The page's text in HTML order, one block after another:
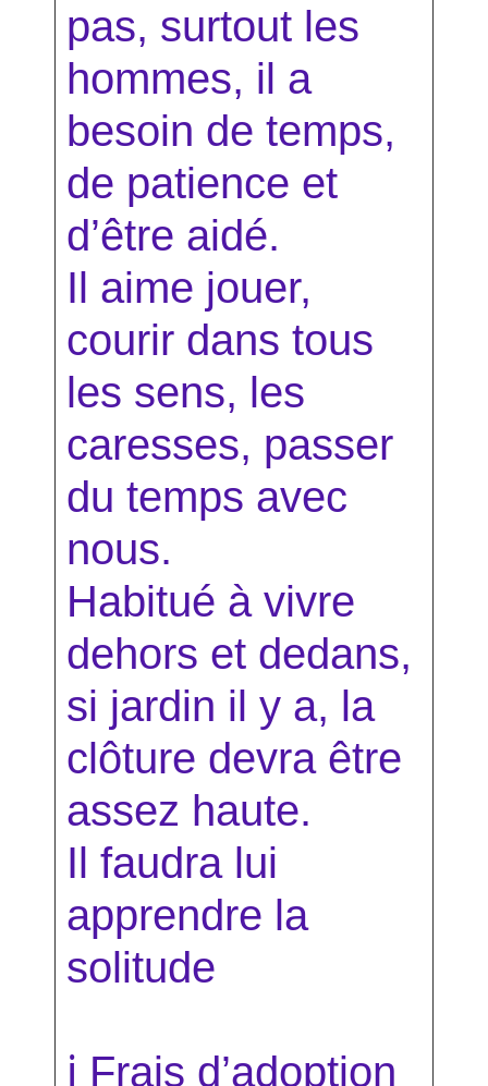
pas, surtout les
hommes, il a
besoin de temps,
de patience et
d’être aidé.
Il aime jouer,
courir dans tous
les sens, les
caresses, passer
du temps avec
nous.
Habitué à vivre
dehors et dedans,
si jardin il y a, la
clôture devra être
assez haute.
Il faudra lui
apprendre la
solitude
ℹ Frais d’adoption